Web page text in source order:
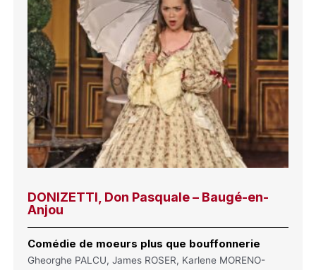
DONIZETTI, Don Pasquale – Baugé-en-
Anjou
Comédie de moeurs plus que bouffonnerie
Gheorghe PALCU, James ROSER, Karlene MORENO-